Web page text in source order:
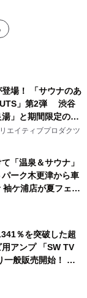
場！ 「サウナのあ
」第2弾 渋谷
」と期間限定のコ
ウナイキタイコラ
！
エイティブプロダクツ
「温泉＆サウナ」
ーク木更津から車
ケ浦店が夏フェア
％を突破した超
アンプ 「SW TV
一般販売開始！ ケ
け、テレビの音が